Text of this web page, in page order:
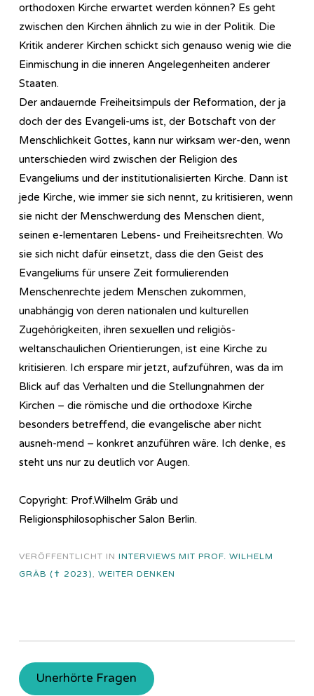
orthodoxen Kirche erwartet werden können? Es geht
zwischen den Kirchen ähnlich zu wie in der Politik. Die
Kritik anderer Kirchen schickt sich genauso wenig wie die
Einmischung in die inneren Angelegenheiten anderer
Staaten.
Der andauernde Freiheitsimpuls der Reformation, der ja
doch der des Evangeli-ums ist, der Botschaft von der
Menschlichkeit Gottes, kann nur wirksam wer-den, wenn
unterschieden wird zwischen der Religion des
Evangeliums und der institutionalisierten Kirche. Dann ist
jede Kirche, wie immer sie sich nennt, zu kritisieren, wenn
sie nicht der Menschwerdung des Menschen dient,
seinen e-lementaren Lebens- und Freiheitsrechten. Wo
sie sich nicht dafür einsetzt, dass die den Geist des
Evangeliums für unsere Zeit formulierenden
Menschenrechte jedem Menschen zukommen,
unabhängig von deren nationalen und kulturellen
Zugehörigkeiten, ihren sexuellen und religiös-
weltanschaulichen Orientierungen, ist eine Kirche zu
kritisieren. Ich erspare mir jetzt, aufzuführen, was da im
Blick auf das Verhalten und die Stellungnahmen der
Kirchen – die römische und die orthodoxe Kirche
besonders betreffend, die evangelische aber nicht
ausneh-mend – konkret anzuführen wäre. Ich denke, es
steht uns nur zu deutlich vor Augen.
Copyright: Prof.Wilhelm Gräb und
Religionsphilosophischer Salon Berlin.
VERÖFFENTLICHT IN INTERVIEWS MIT PROF. WILHELM
GRÄB (✝ 2023), WEITER DENKEN
Unerhörte Fragen